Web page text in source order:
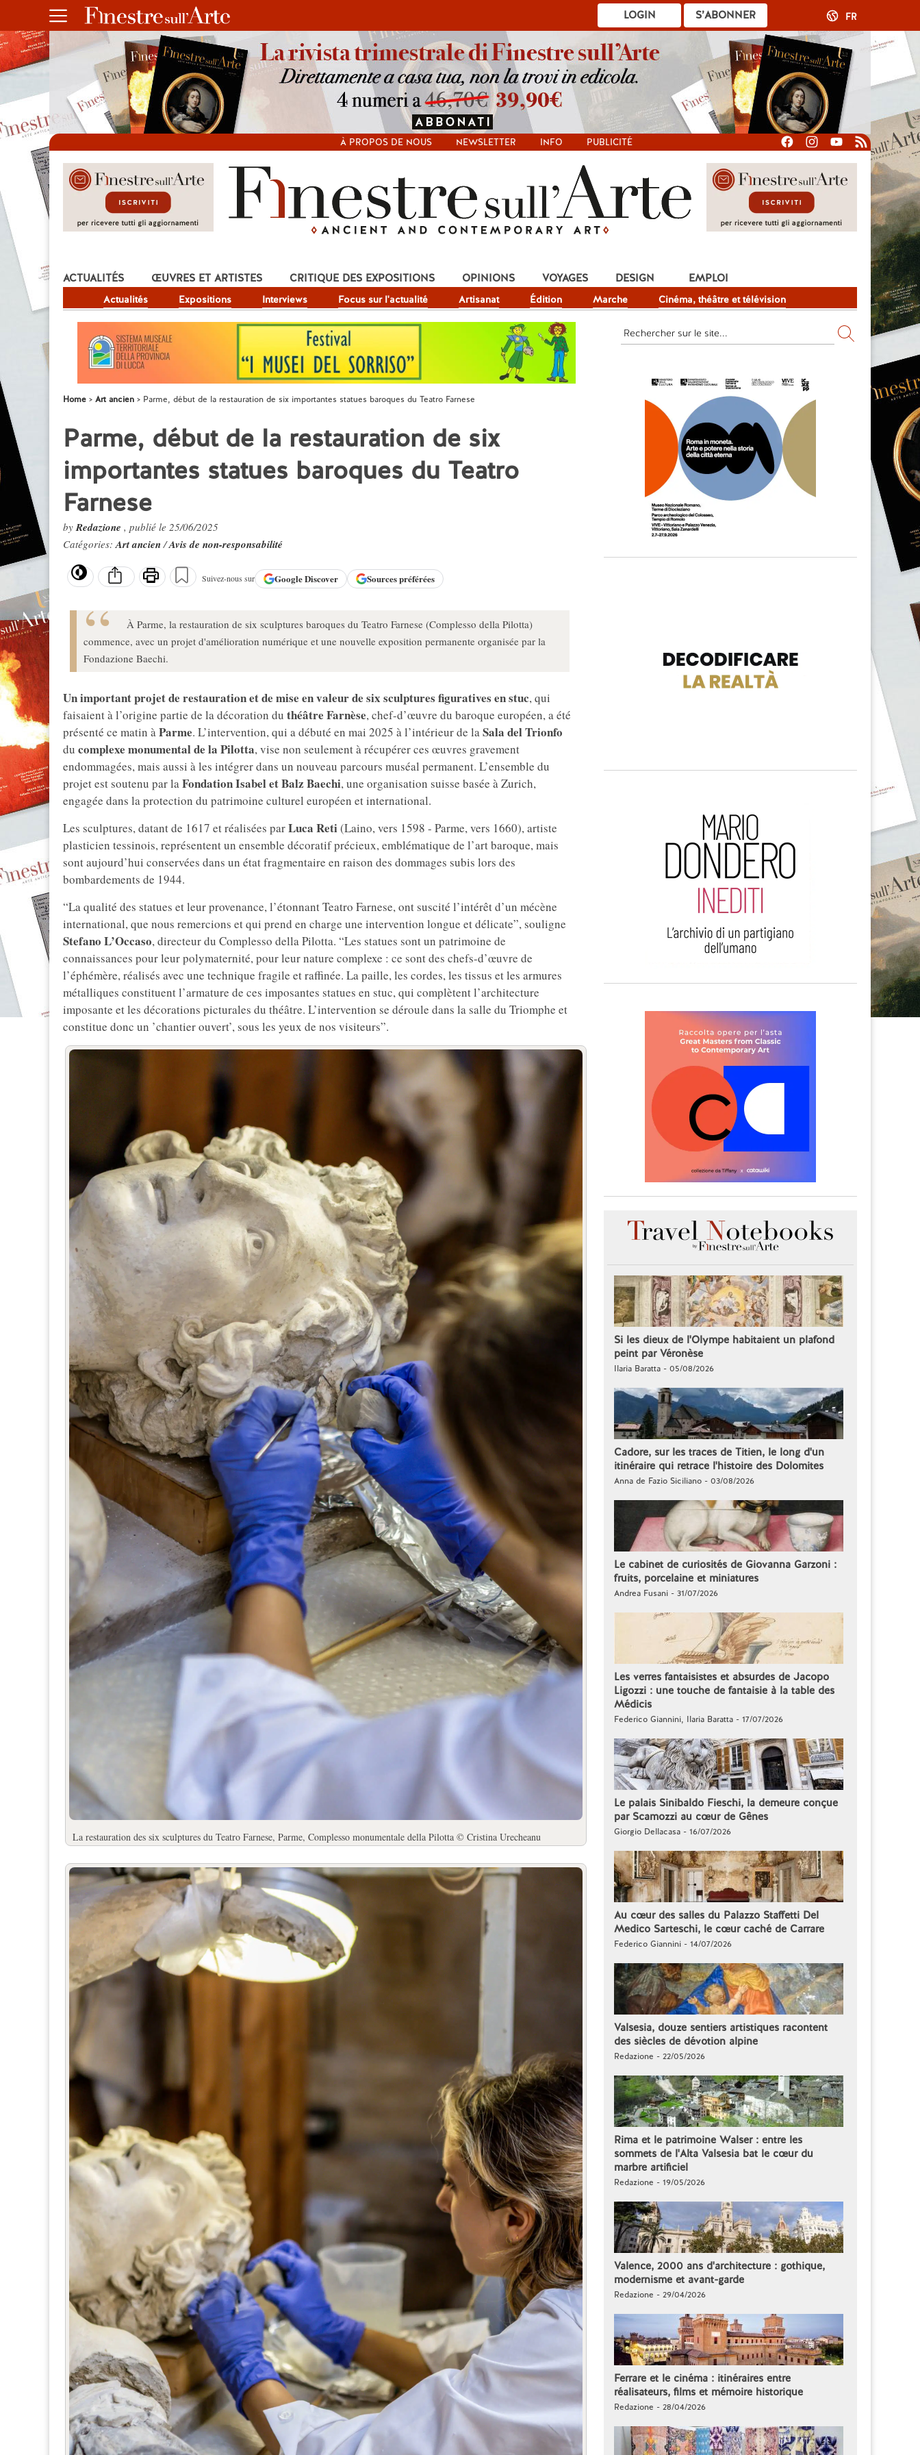
S’ABONNER
LOGIN FR
À PROPOS DE NOUS NEWSLETTER INFO PUBLICITÉ
ACTUALITÉS
Actualités Expositions Interviews Focus sur l'actualité Artisanat Édition Marche Cinéma, théâtre et télévision
ŒUVRES ET ARTISTES CRITIQUE DES EXPOSITIONS OPINIONS VOYAGES DESIGN EMPLOI
Home Art ancien Parme, début de la restauration de six importantes statues baroques du Teatro Farnese
Parme, début de la restauration de six
importantes statues baroques du Teatro
Farnese
byRedazione , publié le 25/06/2025
Catégories:Art ancien/Avis de non-responsabilité
Suivez-nous sur GoogleDiscover Sources préférées
À Parme, la restauration de six sculptures baroques du Teatro Farnese (Complesso della Pilotta)
commence, avec un projet d'amélioration numérique et une nouvelle exposition permanente organisée par la
Fondazione Baechi.
Un important projet de restauration et de mise en valeur de six sculptures figuratives en stuc, qui
faisaient à l’origine partie de la décoration du théâtre Farnèse, chef-d’œuvre du baroque européen, a été
présenté ce matin àParme. L’intervention, qui a débuté en mai 2025 à l’intérieur de laSala del Trionfo
du complexe monumental de la Pilotta, vise non seulement à récupérer ces œuvres gravement
endommagées, mais aussi à les intégrer dans un nouveau parcours muséal permanent. L’ensemble du
projet est soutenu par laFondation Isabel et Balz Baechi, une organisation suisse basée à Zurich,
engagée dans la protection du patrimoine culturel européen et international.
Les sculptures, datant de 1617 et réalisées parLuca Reti(Laino, vers 1598 - Parme, vers 1660), artiste
plasticien tessinois, représentent un ensemble décoratif précieux, emblématique de l’art baroque, mais
sont aujourd’hui conservées dans un état fragmentaire en raison des dommages subis lors des
bombardements de 1944.
“La qualité des statues et leur provenance, l’étonnant Teatro Farnese, ont suscité l’intérêt d’un mécène
international, que nous remercions et qui prend en charge une intervention longue et délicate”, souligne
Stefano L’Occaso, directeur du Complesso della Pilotta. “Les statues sont un patrimoine de
connaissances pour leur polymaternité, pour leur nature complexe : ce sont des chefs-d’œuvre de
l’éphémère, réalisés avec une technique fragile et raffinée. La paille, les cordes, les tissus et les armures
métalliques constituent l’armature de ces imposantes statues en stuc, qui complètent l’architecture
imposante et les décorations picturales du théâtre. L’intervention se déroule dans la salle du Triomphe et
constitue donc un ’chantier ouvert’, sous les yeux de nos visiteurs”.
La restauration des six sculptures du Teatro Farnese, Parme, Complesso monumentale della Pilotta © Cristina Urecheanu
Si les dieux de l'Olympe habitaient un plafond
peint par Véronèse
Ilaria Baratta - 05/08/2026
Cadore, sur les traces de Titien, le long d'un
itinéraire qui retrace l'histoire des Dolomites
Anna de Fazio Siciliano - 03/08/2026
Le cabinet de curiosités de Giovanna Garzoni :
fruits, porcelaine et miniatures
Andrea Fusani - 31/07/2026
Les verres fantaisistes et absurdes de Jacopo
Ligozzi : une touche de fantaisie à la table des
Médicis
Federico Giannini, Ilaria Baratta - 17/07/2026
Le palais Sinibaldo Fieschi, la demeure conçue
par Scamozzi au cœur de Gênes
Giorgio Dellacasa - 16/07/2026
Au cœur des salles du Palazzo Staffetti Del
Medico Sarteschi, le cœur caché de Carrare
Federico Giannini - 14/07/2026
Valsesia, douze sentiers artistiques racontent
des siècles de dévotion alpine
Redazione - 22/05/2026
Rima et le patrimoine Walser : entre les
sommets de l'Alta Valsesia bat le cœur du
marbre artificiel
Redazione - 19/05/2026
Valence, 2000 ans d'architecture : gothique,
modernisme et avant-garde
Redazione - 29/04/2026
Ferrare et le cinéma : itinéraires entre
réalisateurs, films et mémoire historique
Redazione - 28/04/2026